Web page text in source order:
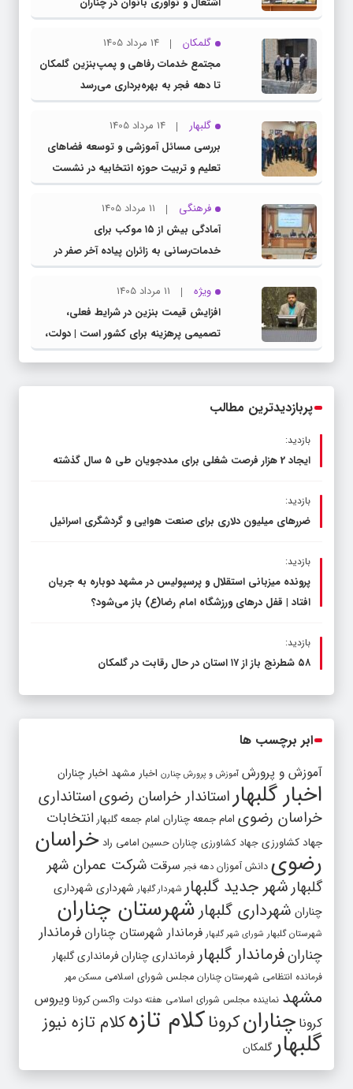
گلمکان
14 مرداد 1405
مجتمع خدمات رفاهی و پمپ‌بنزین گلمکان
تا دهه فجر به بهره‌برداری می‌رسد
گلبهار
14 مرداد 1405
بررسی مسائل آموزشی و توسعه فضاهای
تعلیم و تربیت حوزه انتخابیه در نشست
مشترک عضو کمیسیون آموزش مجلس با
مدیرکل آموزش و پرورش خراسان رضوی
فرهنگی
11 مرداد 1405
آمادگی بیش از ۱۵ موکب برای
خدمات‌رسانی به زائران پیاده آخر صفر در
شهرستان چناران
ویژه
11 مرداد 1405
افزایش قیمت بنزین در شرایط فعلی،
تصمیمی پرهزینه برای کشور است | دولت،
قاچاق سوخت و عوامل اصلی ناترازی را
پربازدیدترین مطالب
بازدید:
ایجاد 2 هزار فرصت شغلی برای مددجویان طی ۵ سال گذشته
بازدید:
ضررهای میلیون دلاری برای صنعت هوایی و گردشگری اسرائیل
بازدید:
پرونده میزبانی استقلال و پرسپولیس در مشهد دوباره به جریان
افتاد | قفل در‌های ورزشگاه امام رضا(ع) باز می‌شود؟
بازدید:
۵۸ شطرنج‌ باز از ۱۷ استان در حال رقابت در گلمکان
ابر برچسب ها
آموزش و پرورش آموزش و پرورش چنارن اخبار مشهد اخبار چناران
اخبار گلبهار استاندار خراسان رضویاستانداری
خراسان رضوی امام جمعه چناران امام جمعه گلبهار انتخابات
جهاد کشاورزی جهاد کشاورزی چناران حسین امامی راد خراسان
رضوی دانش آموزان دهه فجر سرقت شرکت عمران شهر
گلبهارشهر جدید گلبهار شهردار گلبهار شهرداری شهرداری
چناران شهرداری گلبهار شهرستان چناران
شهرستان گلبهار شورای شهر گلبهار فرماندار شهرستان چناران فرماندار
چنارانفرماندار گلبهار فرمانداری چنارانفرمانداری گلبهار
فرمانده انتظامی شهرستان چناران مجلس شورای اسلامی مسکن مهر
مشهد نماینده مجلس شورای اسلامی هفته دولت واکسن کرونا ویروس
کرونا چنارانکروناکلام تازهکلام تازه نیوز
گلبهارگلمکان